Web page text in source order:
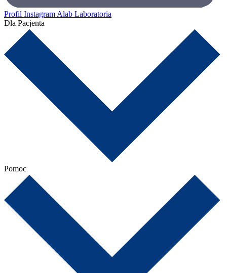
Profil Instagram Alab Laboratoria
Dla Pacjenta
Pomoc